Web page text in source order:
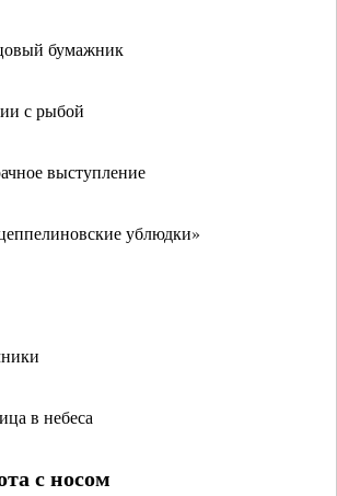
бумажник
с рыбой
выступление
ублюдки»
в небеса
с носом